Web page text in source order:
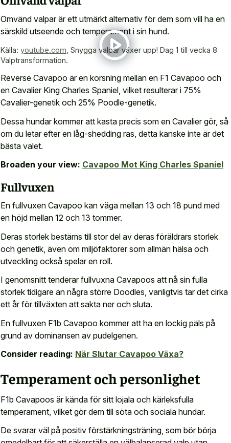
Omvänd valpar är ett utmärkt alternativ för dem som vill ha en
särskild utseende och temperament i sin hund.
Källa: youtube.com Snygga valpar växer upp! Dag 1 till vecka 8
Valptransformation.
Reverse Cavapoo är en korsning mellan en F1 Cavapoo och
en Cavalier King Charles Spaniel, vilket resulterar i 75%
Cavalier-genetik och 25% Poodle-genetik.
Dessa hundar kommer att kasta precis som en Cavalier gör, så
om du letar efter en låg-shedding ras, detta kanske inte är det
bästa valet.
Broaden your view: Cavapoo Mot King Charles Spaniel
Fullvuxen
En fullvuxen Cavapoo kan väga mellan 13 och 18 pund med
en höjd mellan 12 och 13 tommer.
Deras storlek bestäms till stor del av deras föräldrars storlek
och genetik, även om miljöfaktorer som allmän hälsa och
utveckling också spelar en roll.
I genomsnitt tenderar fullvuxna Cavapoos att nå sin fulla
storlek tidigare än några större Doodles, vanligtvis tar det cirka
ett år för tillväxten att sakta ner och sluta.
En fullvuxen F1b Cavapoo kommer att ha en lockig päls på
grund av dominansen av pudelgenen.
Consider reading: När Slutar Cavapoo Växa?
Temperament och personlighet
F1b Cavapoos är kända för sitt lojala och kärleksfulla
temperament, vilket gör dem till söta och sociala hundar.
De svarar väl på positiv förstärkningsträning, som bör börja